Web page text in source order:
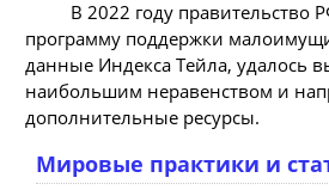
В 2022 году правительство
программу поддержки
данные Индекса Тейла, удалось
наибольшим неравенством и
дополнительные ресурсы.
Мировые практики и